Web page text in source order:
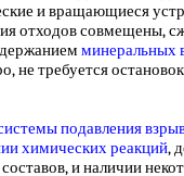
и вращающиеся
отходов совмещены,
минеральных
не требуется
подавления
химических реакций,
и наличии